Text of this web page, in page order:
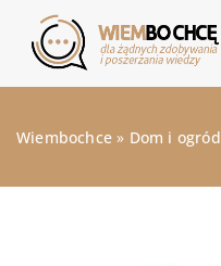
Wiembochce » Dom i ogród